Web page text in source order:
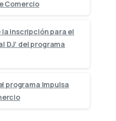
Comercio
inscripción para el
DJ’ del programa
programa Impulsa